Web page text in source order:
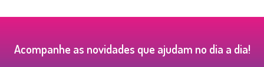
Acompanhe as novidades que ajudam no dia a dia!